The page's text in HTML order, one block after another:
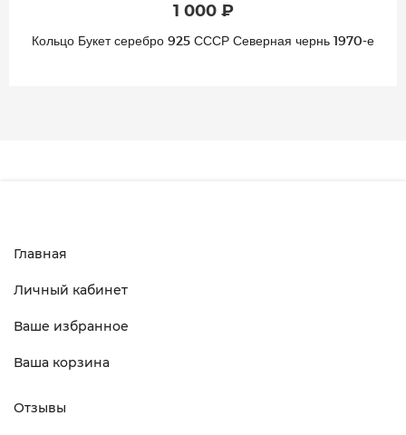
1 000 ₽
Кольцо Букет серебро 925 СССР Северная чернь 1970-е
Главная
Личный кабинет
Ваше избранное
Ваша корзина
Отзывы